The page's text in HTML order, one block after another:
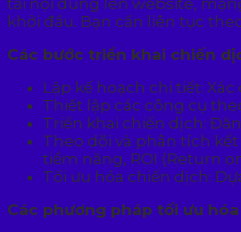
khởi đầu. Bạn cần liên tục
Các bước triển khai chiến
Lập kế hoạch chi tiết:
Thiết lập các công cụ
Triển khai chiến dịch:
Theo dõi và phân tích
tiềm năng, ROI (Return
Tối ưu hóa chiến dịch:
Các phương pháp tối ưu